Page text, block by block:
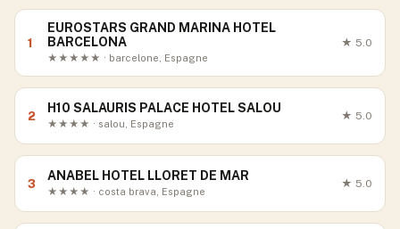
1
EUROSTARS GRAND MARINA HOTEL
BARCELONA
★★★★★ · barcelone, Espagne
★ 5.0
2
H10 SALAURIS PALACE HOTEL SALOU
★★★★ · salou, Espagne
★ 5.0
3
ANABEL HOTEL LLORET DE MAR
★★★★ · costa brava, Espagne
★ 5.0